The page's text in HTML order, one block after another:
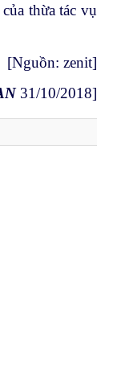
thừa tác vụ
[Nguồn: zenit]
31/10/2018]